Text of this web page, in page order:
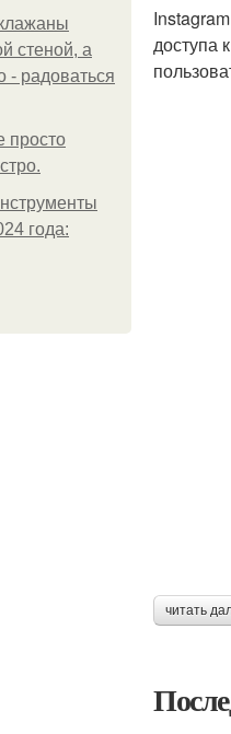
стеной, а
- радоваться
просто
года:
доступа
читать